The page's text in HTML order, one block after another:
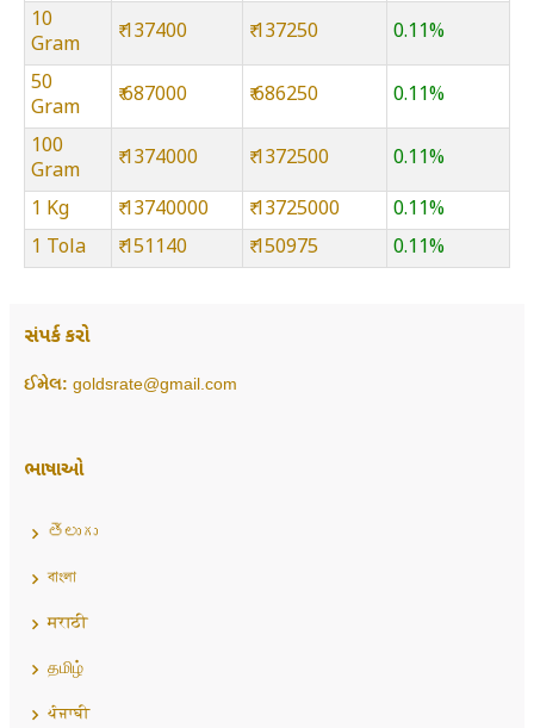
10
Gram
₹ 137400 ₹ 137250 0.11%
50
Gram
₹ 687000 ₹ 686250 0.11%
100
Gram
₹ 1374000 ₹ 1372500 0.11%
1 Kg ₹ 13740000 ₹ 13725000
0.11%
1 Tola
₹ 151140 ₹ 150975 0.11%
સંપર્ક કરો
ઈમેલ: goldsrate@gmail.com
ભાષાઓ
తెలుగు
বাংলা
मराठी
தமிழ்
ਪੰਜਾਬੀ